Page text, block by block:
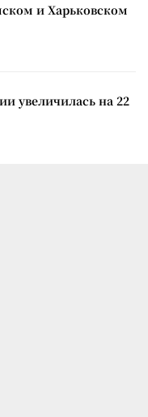
и Харьковском
увеличилась на 22